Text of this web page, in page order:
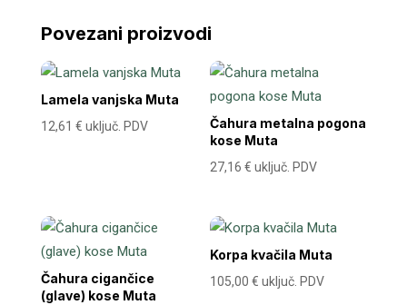
Povezani proizvodi
Lamela vanjska Muta
12,61 € uključ. PDV
Čahura metalna pogona
kose Muta
27,16€ uključ. PDV
Čahura cigančice
(glave) kose Muta
Korpa kvačila Muta
105,00€ uključ. PDV